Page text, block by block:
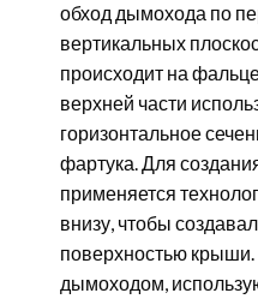
обход дымохода по
вертикальных
происходит на
верхней части
горизонтальное
фартука. Для
применяется
внизу, чтобы
поверхностью крыши.
дымоходом,